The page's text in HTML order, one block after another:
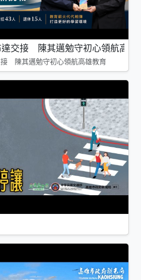
達交接 陳其邁勉守初心領航高雄
陳其邁勉守初心領航高雄教育